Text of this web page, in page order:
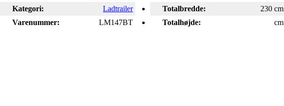
Kategori:
Ladtrailer
Varenummer:
LM147BT
Totalbredde:
230 cm
Totalhøjde:
cm